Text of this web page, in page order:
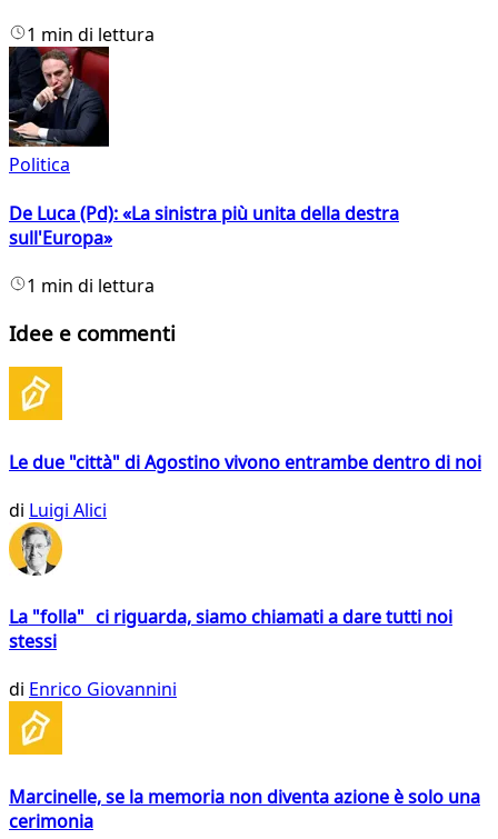
1 min di lettura
Politica
De Luca (Pd): «La sinistra più unita della destra
sull'Europa»
1 min di lettura
Idee e commenti
Le due "città" di Agostino vivono entrambe dentro di noi
di Luigi Alici
La "folla" ci riguarda, siamo chiamati a dare tutti noi
stessi
di Enrico Giovannini
Marcinelle, se la memoria non diventa azione è solo una
cerimonia